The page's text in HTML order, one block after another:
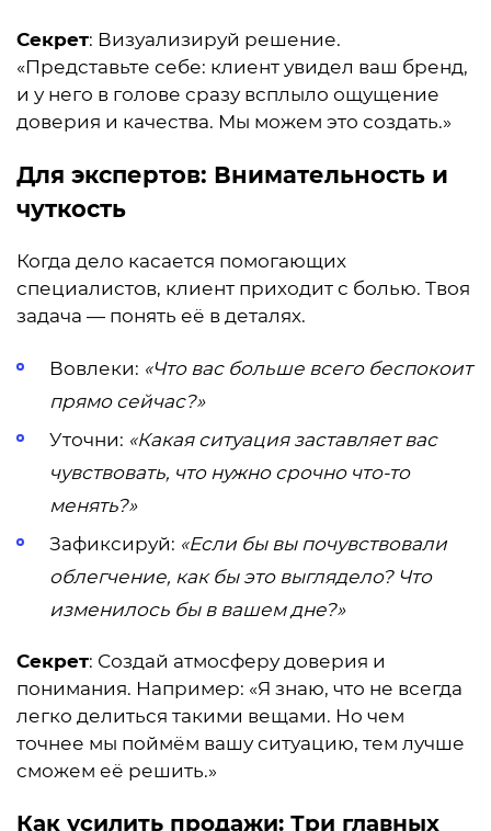
Секрет: Визуализируй решение.
«Представьте себе: клиент увидел ваш бренд,
и у него в голове сразу всплыло ощущение
доверия и качества. Мы можем это создать.»
Для экспертов: Внимательность и
чуткость
Когда дело касается помогающих
специалистов, клиент приходит с болью. Твоя
задача — понять её в деталях.
Вовлеки: «Что вас больше всего беспокоит
прямо сейчас?»
Уточни: «Какая ситуация заставляет вас
чувствовать, что нужно срочно что-то
менять?»
Зафиксируй: «Если бы вы почувствовали
облегчение, как бы это выглядело? Что
изменилось бы в вашем дне?»
Секрет: Создай атмосферу доверия и
понимания. Например: «Я знаю, что не всегда
легко делиться такими вещами. Но чем
точнее мы поймём вашу ситуацию, тем лучше
сможем её решить.»
Как усилить продажи: Три главных